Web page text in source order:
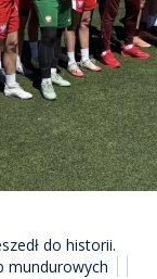
do historii.
mundurowych